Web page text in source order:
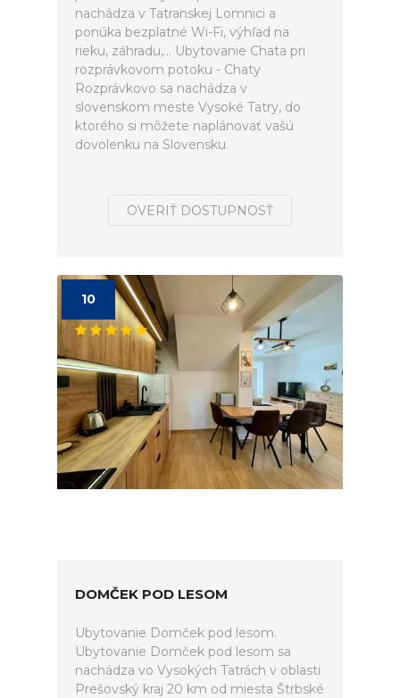
nachádza v Tatranskej Lomnici a
ponúka bezplatné Wi-Fi, výhľad na
rieku, záhradu,... Ubytovanie Chata pri
rozprávkovom potoku - Chaty
Rozprávkovo sa nachádza v
slovenskom meste Vysoké Tatry, do
ktorého si môžete naplánovať vašú
dovolenku na Slovensku.
OVERIŤ DOSTUPNOSŤ
10
DOMČEK POD LESOM
Ubytovanie Domček pod lesom.
Ubytovanie Domček pod lesom sa
nachádza vo Vysokých Tatrách v oblasti
Prešovský kraj 20 km od miesta Štrbské